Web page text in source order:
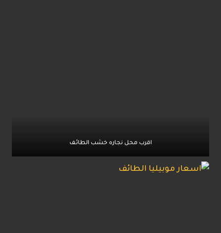
اقرب محل نجاره خشب الطائف